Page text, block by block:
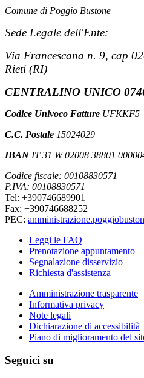
Comune di Poggio Bustone
Sede Legale dell'Ente:
Via Francescana n. 9, cap
Rieti (RI)
CENTRALINO UNICO
Codice Univoco Fatture UFKKF5
C.C. Postale 15024029
IBAN IT 31 W 02008 38801
Codice fiscale: 00108830571
P.IVA: 00108830571
Tel: +390746689901
Fax: +390746688252
PEC:
Leggi le FAQ
Prenotazione appuntamento
Segnalazione disservizio
Richiesta d'assistenza
Amministrazione trasparente
Informativa privacy
Note legali
Dichiarazione di accessibilità
Piano di miglioramento del
Seguici su